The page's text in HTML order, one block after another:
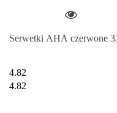
Serwetki AHA czerwone
4.82
4.82